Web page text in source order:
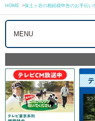
HOME >保土ヶ谷の相続税申告のお手伝い
MENU